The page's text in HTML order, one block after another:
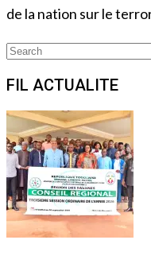
de la nation sur le
Search
FIL ACTUALITE